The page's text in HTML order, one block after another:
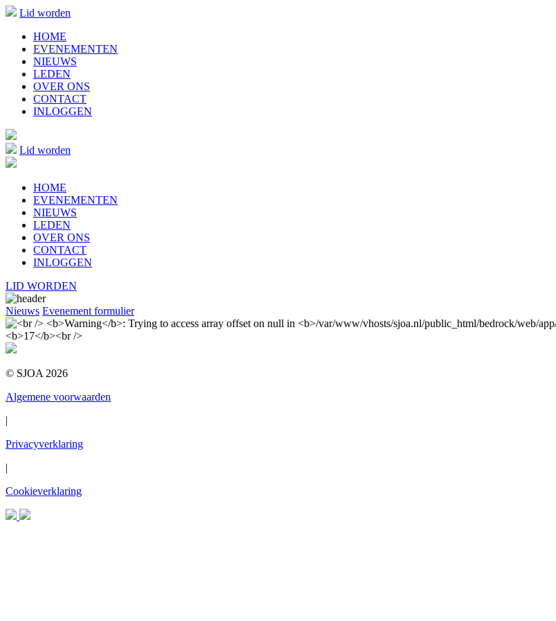
Lid worden
HOME
EVENEMENTEN
NIEUWS
LEDEN
OVER ONS
CONTACT
INLOGGEN
Lid worden
HOME
EVENEMENTEN
NIEUWS
LEDEN
OVER ONS
CONTACT
INLOGGEN
LID WORDEN
Nieuws Evenement formulier
© SJOA 2026
Algemene voorwaarden
|
Privacyverklaring
|
Cookieverklaring